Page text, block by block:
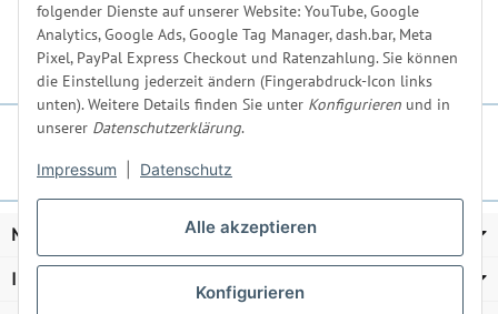
Alle akzeptieren
Konfigurieren
folgender Dienste auf unserer Website: YouTube, Google
Analytics, Google Ads, Google Tag Manager, dash.bar, Meta
Pixel, PayPal Express Checkout und Ratenzahlung. Sie können
die Einstellung jederzeit ändern (Fingerabdruck-Icon links
unten). Weitere Details finden Sie unter Konfigurieren und in
unserer Datenschutzerklärung.
Impressum Datenschutz
MEISEL & GERKEN
Informationen